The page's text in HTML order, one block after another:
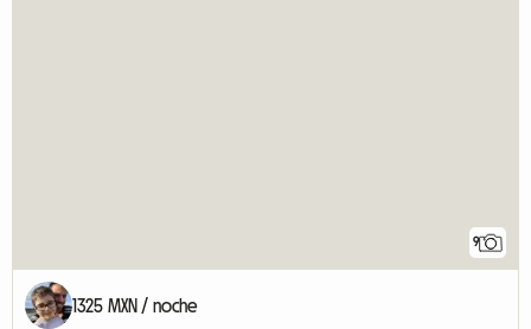
9
1325 MXN / noche